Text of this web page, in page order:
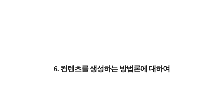
6. 컨텐츠를 생성하는 방법론에 대하여